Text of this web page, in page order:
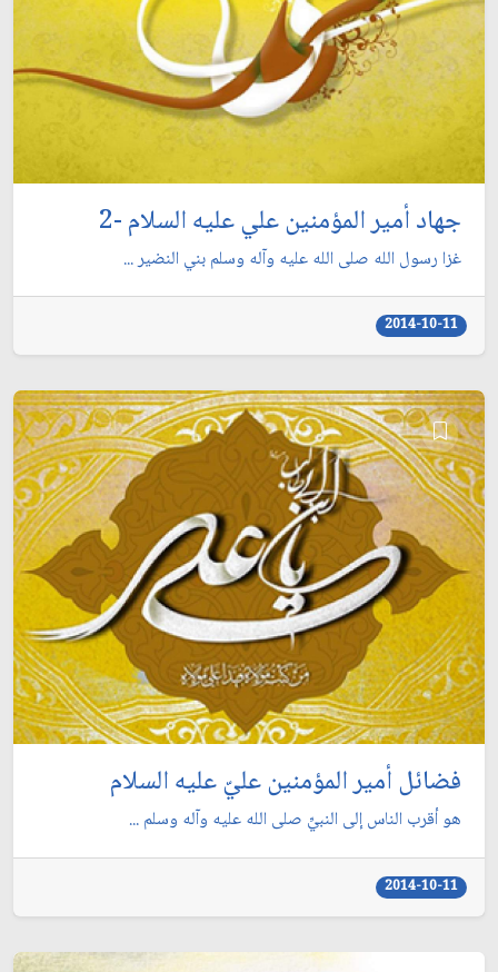
جهاد أمير المؤمنين علي عليه السلام -2
غزا رسول الله صلى الله عليه وآله وسلم بني النضير ...
2014-10-11
فضائل أمير المؤمنين عليّ عليه السلام
هو أقرب الناس إلى النبيِّ صلى الله عليه وآله وسلم ...
2014-10-11